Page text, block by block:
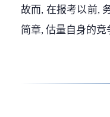
故而, 在报考以前,
简章, 估量自身的竞